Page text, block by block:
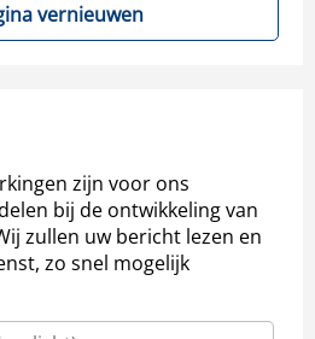
vernieuwen
zijn voor ons
bij de ontwikkeling van
zullen uw bericht lezen en
zo snel mogelijk